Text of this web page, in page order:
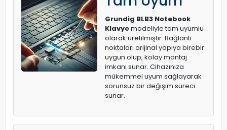
Grundig BLB3 Notebook
Klavyemodeliyle tam uyumlu
olarak üretilmiştir. Bağlantı
noktaları orijinal yapıya birebir
uygun olup, kolay montaj
imkanı sunar. Cihazınıza
mükemmel uyum sağlayarak
sorunsuz bir değişim süreci
sunar.